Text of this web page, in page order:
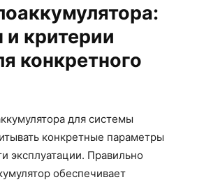
критерии
конкретного
для системы
конкретные параметры
эксплуатации. Правильно
обеспечивает